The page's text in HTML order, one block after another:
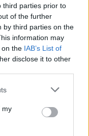
third parties prior to
of the further
by third parties on the
information may
on the IAB’s List of
disclose it to other
or more Google
You may click to
third-party tags to
in below Google
my
11-én halt
belefulladt a
előadó
volt, egy